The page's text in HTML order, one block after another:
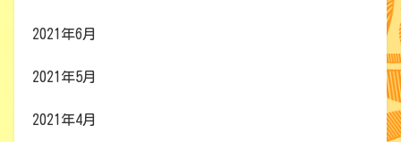
2021年6月
2021年5月
2021年4月